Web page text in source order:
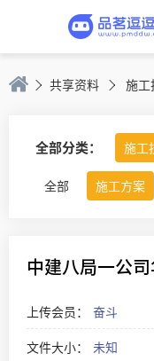
共享资料 施工
全部分类： 施工
全部 施工方案
中建八局一公
上传会员： 奋斗
文件大小：
未知